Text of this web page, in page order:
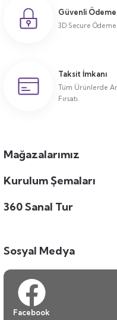
Güvenli Ödeme
3D Secure
Taksit İmkanı
Tüm Ürünlerde
Fırsatı.
Mağazalarımız
Kurulum Şemaları
360 Sanal Tur
Sosyal Medya
Facebook